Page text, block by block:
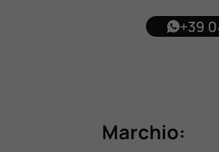
+39
Marchio: